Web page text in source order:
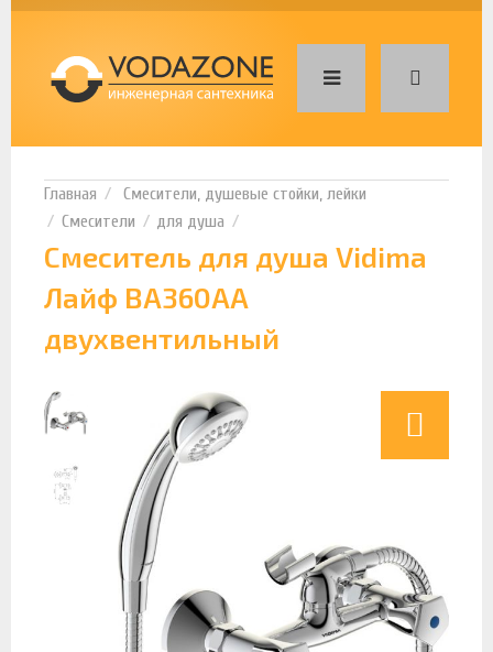
Смесители, душевые стойки, лейки
Смесители
для душа
Смеситель для душа Vidima
Лайф BA360AA
двухвентильный